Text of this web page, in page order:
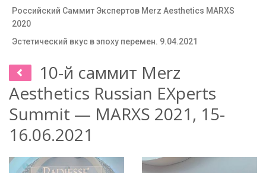
Российский Саммит Экспертов Merz Aesthetics MARXS
2020
Эстетический вкус в эпоху перемен. 9.04.2021
10-й саммит Merz
Aesthetics Russian EXperts
Summit — MARXS 2021, 15-
16.06.2021